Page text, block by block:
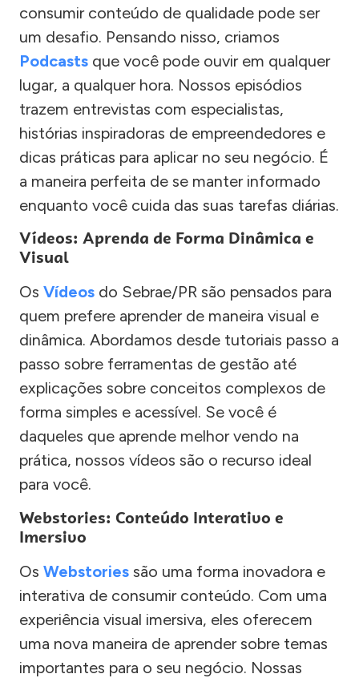
consumir conteúdo de qualidade pode ser
um desafio. Pensando nisso, criamos
Podcasts que você pode ouvir em qualquer
lugar, a qualquer hora. Nossos episódios
trazem entrevistas com especialistas,
histórias inspiradoras de empreendedores e
dicas práticas para aplicar no seu negócio. É
a maneira perfeita de se manter informado
enquanto você cuida das suas tarefas diárias.
Vídeos: Aprenda de Forma Dinâmica e
Visual
Os Vídeos do Sebrae/PR são pensados para
quem prefere aprender de maneira visual e
dinâmica. Abordamos desde tutoriais passo a
passo sobre ferramentas de gestão até
explicações sobre conceitos complexos de
forma simples e acessível. Se você é
daqueles que aprende melhor vendo na
prática, nossos vídeos são o recurso ideal
para você.
Webstories: Conteúdo Interativo e
Imersivo
Os Webstories são uma forma inovadora e
interativa de consumir conteúdo. Com uma
experiência visual imersiva, eles oferecem
uma nova maneira de aprender sobre temas
importantes para o seu negócio. Nossas